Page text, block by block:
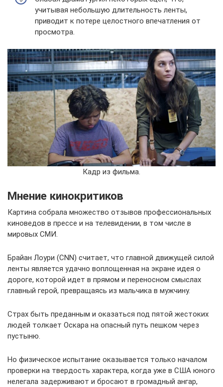
учитывая небольшую длительность ленты,
приводит к потере целостного впечатления от
просмотра.
Кадр из фильма.
Мнение кинокритиков
Картина собрала множество отзывов профессиональных
киноведов в прессе и на телевидении, в том числе в
мировых СМИ.
Брайан Лоури (CNN) считает, что главной движущей силой
ленты является удачно воплощенная на экране идея о
дороге, которой идет в прямом и переносном смыслах
главный герой, превращаясь из мальчика в мужчину.
Страх быть преданным и оказаться под пятой жестоких
людей толкает Оскара на опасный путь пешком через
пустыню.
Но физическое испытание оказывается только началом
проверки на твердость характера, когда уже в США юного
нелегала задерживают и бросают в громадный ангар,